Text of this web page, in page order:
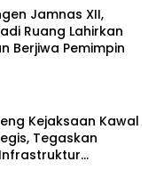
Jamnas XII,
Ruang Lahirkan
Berjiwa Pemimpin
Kejaksaan Kawal
Tegaskan